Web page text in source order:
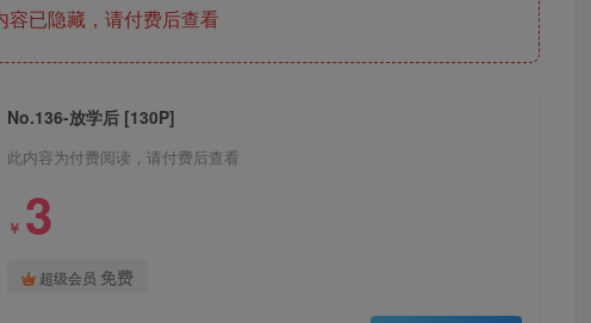
已隐藏，请付费后查看
No.136-放学后 [130P]
此内容为付费阅读，请付费后查看
￥ 3
超级会员 免费